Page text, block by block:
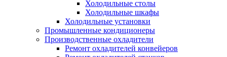
Холодильные столы
Холодильные шкафы
Холодильные установки
Промышленные кондиционеры
Производственные охладители
Ремонт охладителей конвейеров